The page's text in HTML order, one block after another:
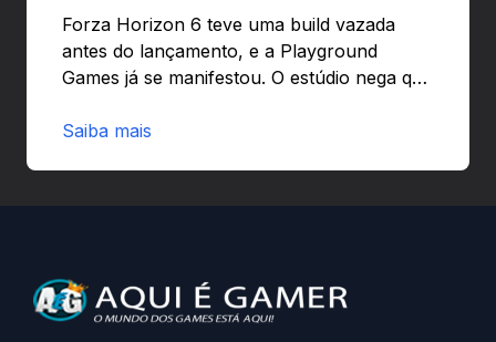
Forza Horizon 6 teve uma build vazada
antes do lançamento, e a Playground
Games já se manifestou. O estúdio nega que
preload e avisa que quem usar versões não
da Playground: negação do preload,
medidas contra acessos não autorizados
Saiba mais